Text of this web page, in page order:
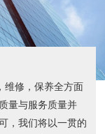
维修，保养全方面
量与服务质量并
，我们将以一贯的